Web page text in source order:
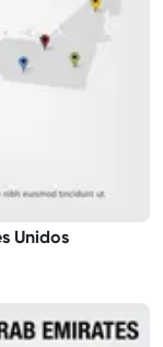
Unidos